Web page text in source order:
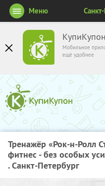
КупиКупон
Мобильное
ещё удобнее
Меню
Тренажёр «Рок-н-Ролл
фитнес - без особых
. Санкт-Петербург